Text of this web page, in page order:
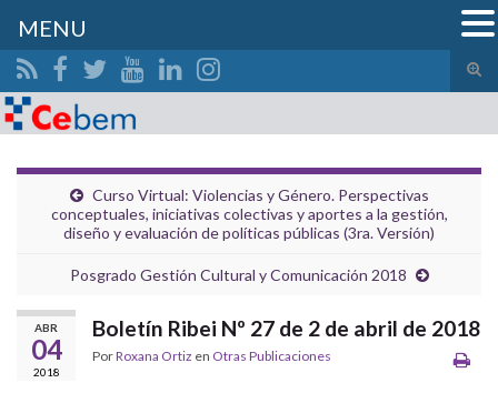
el
Search for:
Curso Virtual: Violencias y Género. Perspectivas
conceptuales, iniciativas colectivas y aportes a la gestión,
diseño y evaluación de políticas públicas (3ra. Versión)
Posgrado Gestión Cultural y Comunicación 2018
ABR
04
2018
Boletín Ribei Nº 27 de 2 de abril de 2018
PorRoxana Ortiz en Otras Publicaciones
MENU